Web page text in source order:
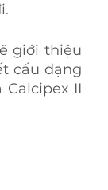
giới thiệu
cấu dạng
II